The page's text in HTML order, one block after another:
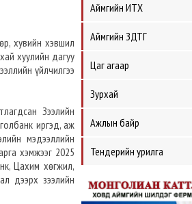
хувийн хэвшил
хуулийн дагуу
үйлчилгээ
Зээлийн
иргэд, аж
мэдээллийн
хэмжээг 2025
Цахим хөгжил,
дээрх зээлийн
Аймгийн ИТХ
Аймгийн ЗДТГ
Цаг агаар
Зурхай
Ажлын байр
Тендерийн урилга